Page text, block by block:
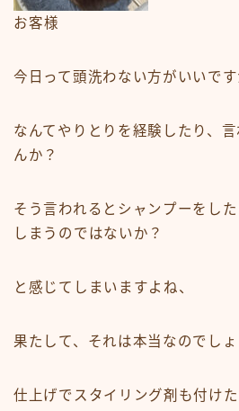
トリートメント
頭皮ケア
ヘアケア・基礎知識
正しいヘアケア
食事・生活習慣
KAMIMONO
お客様
今日って頭洗わない方がいいです
なんてやりとりを経験したり、
んか？
そう言われるとシャンプーをし
しまうのではないか？
と感じてしまいますよね、
果たして、それは本当なのでしょ
仕上げでスタイリング剤も付け